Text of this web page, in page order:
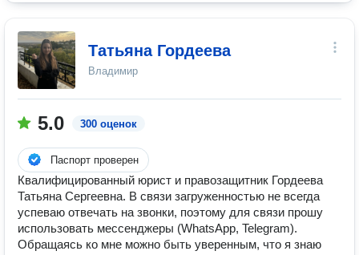
Татьяна Гордеева
Владимир
5.0 300 оценок
Паспорт проверен
Квалифицированный юрист и правозащитник Гордеева
Татьяна Сергеевна. В связи загруженностью не всегда
успеваю отвечать на звонки, поэтому для связи прошу
использовать мессенджеры (WhatsApp, Telegram).
Обращаясь ко мне можно быть уверенным, что я знаю